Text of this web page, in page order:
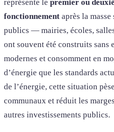
représente le premier ou
fonctionnement après la
publics — mairies, écoles,
ont souvent été construits sans
modernes et consomment en
d’énergie que les standards
de l’énergie, cette situation
communaux et réduit les
autres investissements publics.